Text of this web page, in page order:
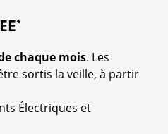
*
chaque mois. Les
sortis la veille, à partir
Électriques et